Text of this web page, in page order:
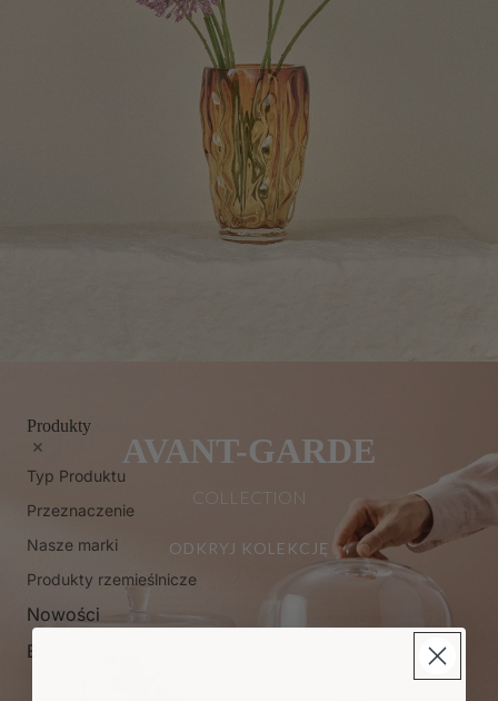
Produkty
Typ Produktu
Przeznaczenie
Nasze marki
Produkty rzemieślnicze
Nowości
Bestsellery
AVANT-GARDE
COLLECTION
ODKRYJ KOLEKCJĘ